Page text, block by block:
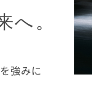
ィコーテ
力ポイン
げていき
カート・
が大好き
い？」と
たご相談
話させて
へ。
強みに